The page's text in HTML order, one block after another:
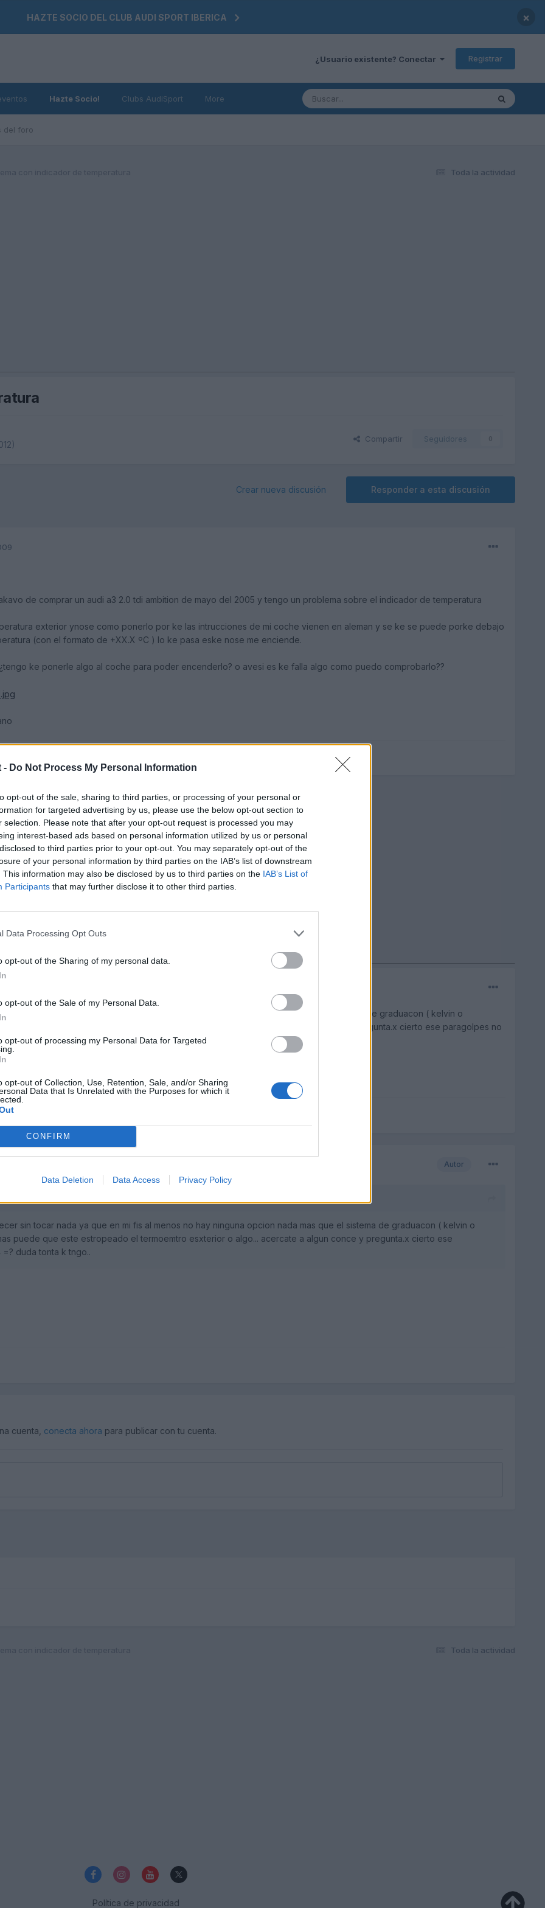
- Do Not Process My Personal Information
opt-out of the sale, sharing to third parties, or processing of your personal or
for targeted advertising by us, please use the below opt-out section to
selection. Please note that after your opt-out request is processed you may
interest-based ads based on personal information utilized by us or personal
to third parties prior to your opt-out. You may separately opt-out of the
of your personal information by third parties on the IAB’s list of downstream
This information may also be disclosed by us to third parties on the IAB’s List of
Participants that may further disclose it to other third parties.
Data Processing Opt Outs
opt-out of the Sharing of my personal data.
opt-out of the Sale of my Personal Data.
opt-out of processing my Personal Data for Targeted
opt-out of Collection, Use, Retention, Sale, and/or Sharing
Data that Is Unrelated with the Purposes for which it
CONFIRM
Data Deletion Data Access Privacy Policy
HAZTE SOCIO DEL CLUB AUDI SPORT IBERICA ×
¿Usuario existente? Conectar Registrar
del foro
Hazte Socio! Clubs AudiSport More
Toda la actividad
Compartir Seguidores 0
Responder a esta discusión
Crear nueva discusión
de comprar un audi a3 2.0 tdi ambition de mayo del 2005 y tengo un problema sobre el indicador de temperatura
exterior ynose como ponerlo por ke las intrucciones de mi coche vienen en aleman y se ke se puede porke debajo
(con el formato de +XX.X ºC ) lo ke pasa eske nose me enciende.
ke ponerle algo al coche para poder encenderlo? o avesi es ke falla algo como puedo comprobarlo??
sin tocar nada ya que en mi fis al menos no hay ninguna opcion nada mas que el sistema de graduacon ( kelvin o
que este estropeado el termoemtro esxterior o algo... acercate a algun conce y pregunta.x cierto ese paragolpes no
Autor
sin tocar nada ya que en mi fis al menos no hay ninguna opcion nada mas que el sistema de graduacon ( kelvin o
puede que este estropeado el termoemtro esxterior o algo... acercate a algun conce y pregunta.x cierto ese
duda tonta k tngo..
cuenta, conecta ahora para publicar con tu cuenta.
Toda la actividad
Política de privacidad